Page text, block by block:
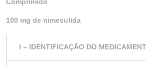
100 mg de nimesulida
I – IDENTIFICAÇÃO DO